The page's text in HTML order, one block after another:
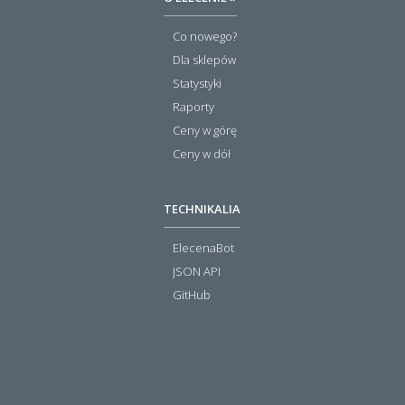
Co nowego?
Dla sklepów
Statystyki
Raporty
Ceny w górę
Ceny w dół
TECHNIKALIA
ElecenaBot
JSON API
GitHub